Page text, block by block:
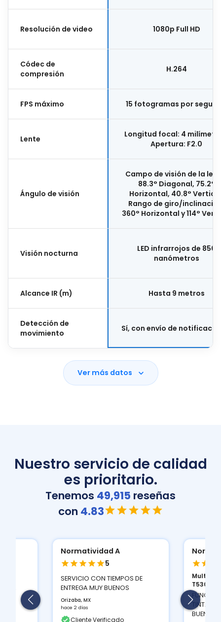
Resolución de video 1080p Full HD
Códec de
compresión
H.264
FPS máximo 15 fotogramas por
Lente
Longitud focal: 4
Apertura: F2.0
Ángulo de visión
Campo de visión de la
88.3° Diagonal, 75.2°
Horizontal, 40.8°
Rango de giro/
360° Horizontal y 114°
Visión nocturna
LED infrarrojos de 850
nanómetros
Alcance IR (m) Hasta 9 metros
Detección de
movimiento
Sí, con envío de
Ver más datos
Nuestro servicio de calidad
es prioritario.
Tenemos 49,915 reseñas
con 4.83
Normatividad A
5
SERVICIO CON TIEMPOS DE
ENTREGA MUY BUENOS
Orizaba, MX
hace 2 días
Cliente Verificado
T530D...
TINTAS
BUEN